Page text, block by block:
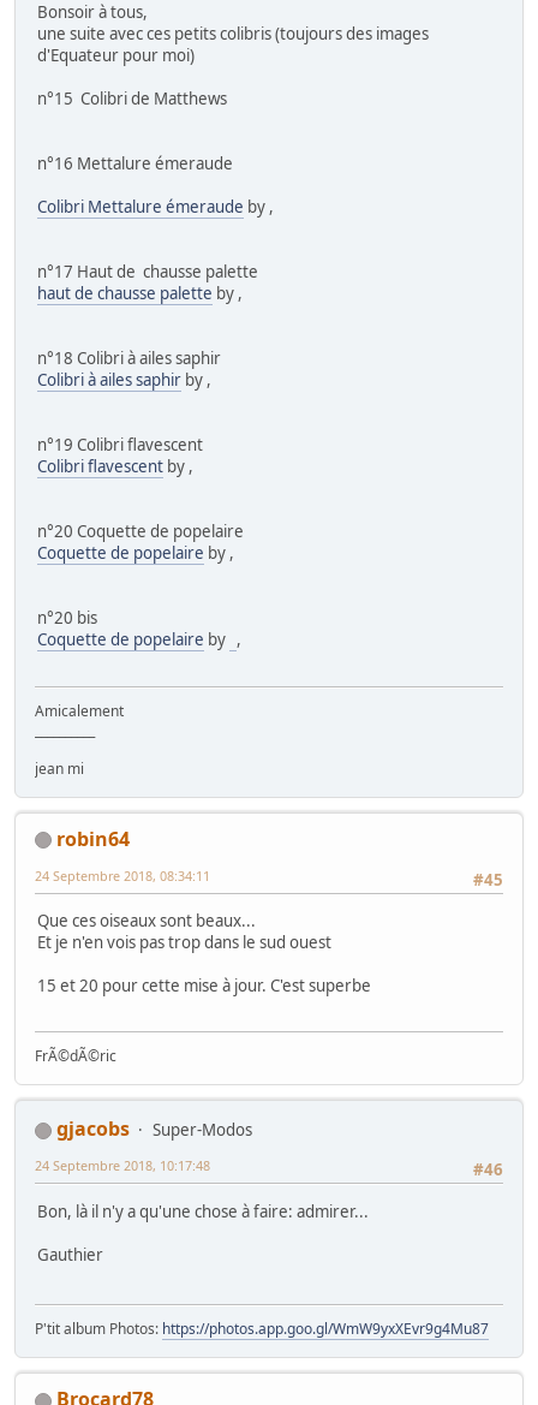
Bonsoir à tous,
une suite avec ces petits colibris (toujours des images
d'Equateur pour moi)
n°15 Colibri de Matthews
n°16 Mettalure émeraude
Colibri Mettalure émeraude by ,
n°17 Haut de chausse palette
haut de chausse palette by ,
n°18 Colibri à ailes saphir
Colibri à ailes saphir by ,
n°19 Colibri flavescent
Colibri flavescent by ,
n°20 Coquette de popelaire
Coquette de popelaire by ,
n°20 bis
Coquette de popelaire by ,
Amicalement
jean mi
robin64
#45
24 Septembre 2018, 08:34:11
Que ces oiseaux sont beaux...
Et je n'en vois pas trop dans le sud ouest
15 et 20 pour cette mise à jour. C'est superbe
FrÃ©dÃ©ric
gjacobs
Super-Modos
#46
24 Septembre 2018, 10:17:48
Bon, là il n'y a qu'une chose à faire: admirer...
Gauthier
P'tit album Photos: https://photos.app.goo.gl/WmW9yxXEvr9g4Mu87
Brocard78